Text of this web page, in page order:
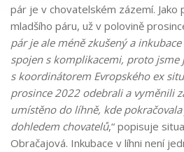
pár je v chovatelském zázemí. Jako
mladšího páru, už v polovině
pár je ale méně zkušený a
spojen s komplikacemi, proto jsme
s koordinátorem Evropského ex
prosince 2022 odebrali a vyměnili
umístěno do líhně, kde
dohledem chovatelů,“ popisuje
Obračajová. Inkubace v líhni není